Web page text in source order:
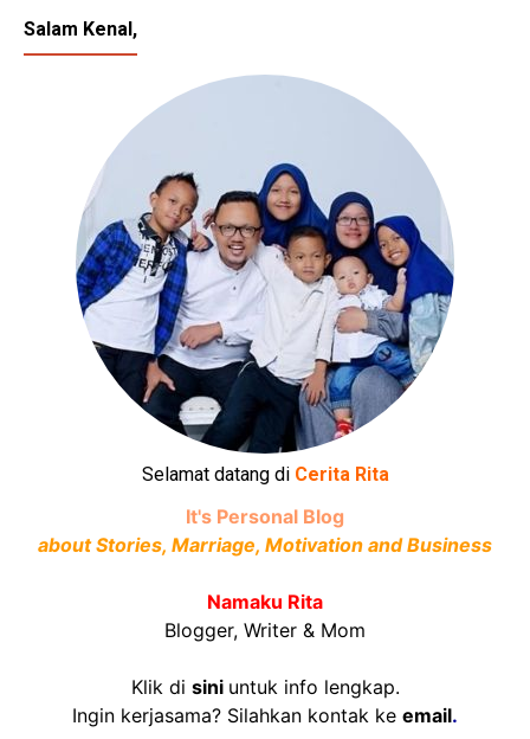
Salam Kenal,
Selamat datang di Cerita Rita
It's Personal Blog
about Stories, Marriage, Motivation and Business
Namaku Rita
Blogger, Writer & Mom
Klik di sini untuk info lengkap.
Ingin kerjasama? Silahkan kontak ke email.